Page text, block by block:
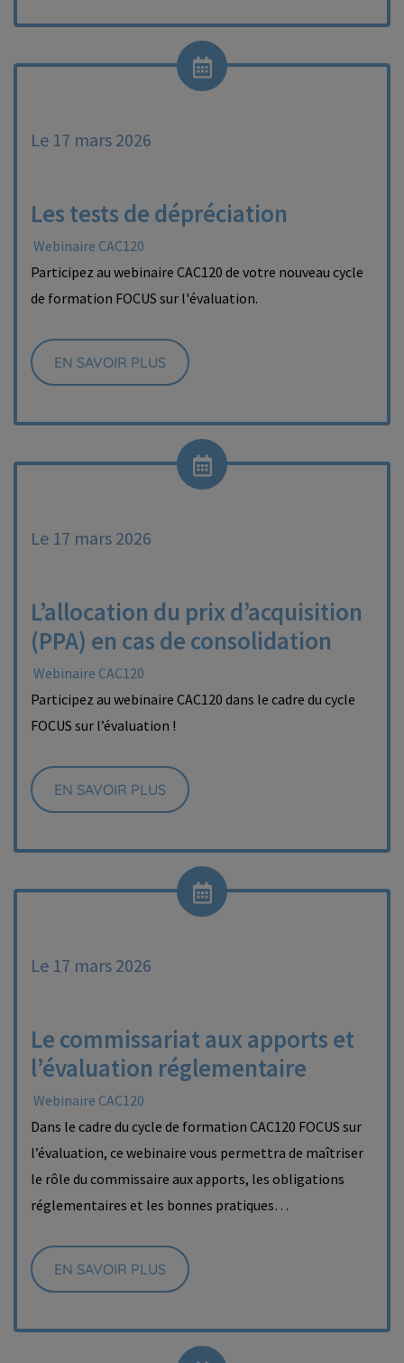
Le 17 mars 2026
Les tests de dépréciation
Webinaire CAC120
Participez au webinaire CAC120 de votre nouveau cycle
de formation FOCUS sur l'évaluation.
EN SAVOIR PLUS
Le 17 mars 2026
L’allocation du prix d’acquisition
(PPA) en cas de consolidation
Webinaire CAC120
Participez au webinaire CAC120 dans le cadre du cycle
FOCUS sur l’évaluation !
EN SAVOIR PLUS
Le 17 mars 2026
Le commissariat aux apports et
l’évaluation réglementaire
Webinaire CAC120
Dans le cadre du cycle de formation CAC120 FOCUS sur
l’évaluation, ce webinaire vous permettra de maîtriser
le rôle du commissaire aux apports, les obligations
réglementaires et les bonnes pratiques…
EN SAVOIR PLUS